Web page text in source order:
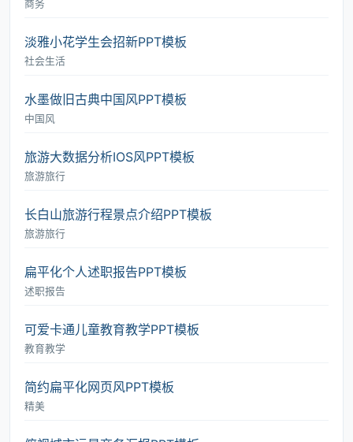
商务
淡雅小花学生会招新PPT模板
社会生活
水墨做旧古典中国风PPT模板
中国风
旅游大数据分析IOS风PPT模板
旅游旅行
长白山旅游行程景点介绍PPT模板
旅游旅行
扁平化个人述职报告PPT模板
述职报告
可爱卡通儿童教育教学PPT模板
教育教学
简约扁平化网页风PPT模板
精美